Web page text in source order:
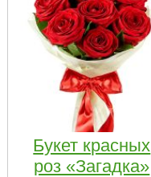
Букет красных
роз «Загадка»